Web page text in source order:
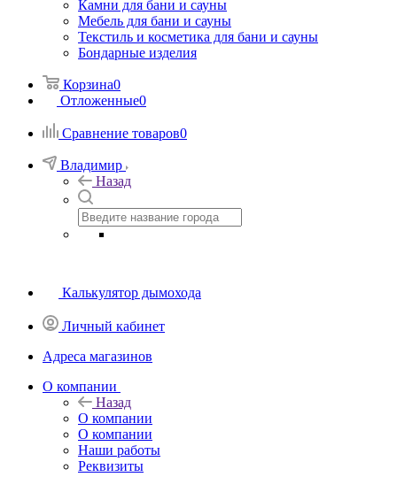
Камни для бани и сауны
Мебель для бани и сауны
Текстиль и косметика для бани и сауны
Бондарные изделия
Корзина0
Отложенные0
Сравнение товаров0
Владимир
Назад
Калькулятор дымохода
Личный кабинет
Адреса магазинов
O компании
Назад
O компании
О компании
Наши работы
Реквизиты